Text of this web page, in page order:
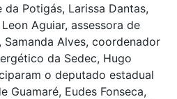
Potigás, Larissa Dantas,
Aguiar, assessora de
Samanda Alves, coordenador
da Sedec, Hugo
o deputado estadual
Guamaré, Eudes Fonseca,